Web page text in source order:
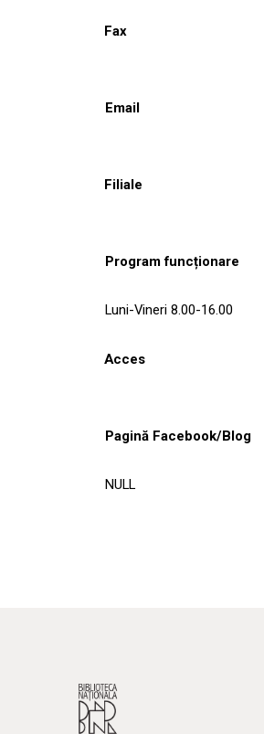
Fax
Email
Filiale
Program funcționare
Luni-Vineri 8.00-16.00
Acces
Pagină Facebook/Blog
NULL